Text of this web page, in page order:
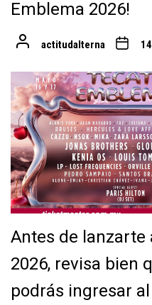
Emblema 2026!
actitudalterna
Antes de lanzarte
2026, revisa bien
podrás ingresar